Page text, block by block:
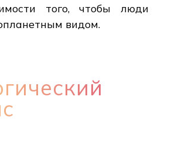
того, чтобы люди
видом.